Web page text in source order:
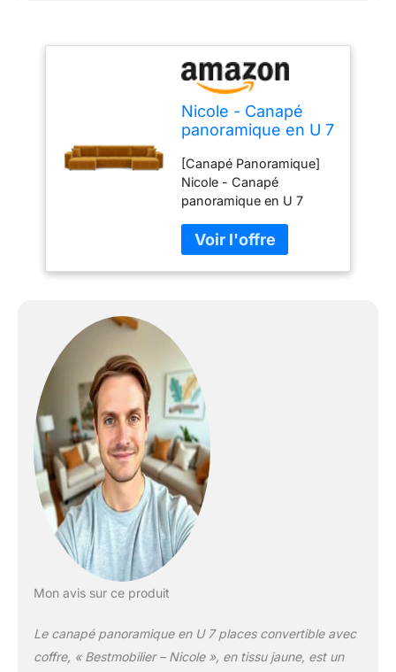
Nicole - Canapé
panoramique en U 7
avec coffre en tissu
[Canapé Panoramique]
Nicole - Canapé
panoramique en U 7
coffre en tissu offre une
assise XXL idéale pour
les grandes familles et
Mon avis sur ce produit
Le canapé panoramique en U 7 places convertible avec
coffre, « Bestmobilier – Nicole », en tissu jaune, est un